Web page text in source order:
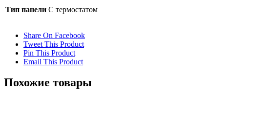
Тип панели С термостатом
Share On Facebook
Tweet This Product
Pin This Product
Email This Product
Похожие товары